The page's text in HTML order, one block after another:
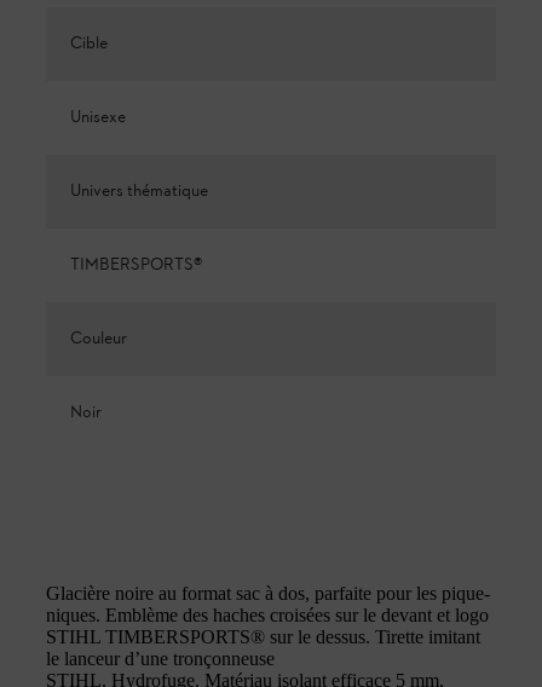
Cible
Unisexe
Univers thématique
TIMBERSPORTS®
Couleur
Noir
Glacière noire au format sac à dos, parfaite pour les pique-
niques. Emblème des haches croisées sur le devant et logo
STIHL TIMBERSPORTS® sur le dessus. Tirette imitant
le lanceur d’une tronçonneuse
STIHL. Hydrofuge. Matériau isolant efficace 5 mm,